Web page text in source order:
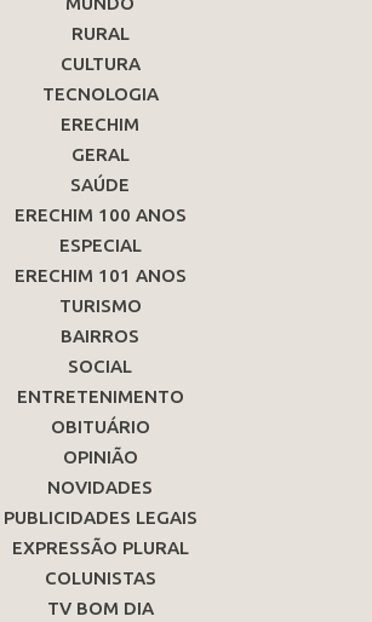
RURAL
CULTURA
TECNOLOGIA
ERECHIM
GERAL
SAÚDE
ERECHIM 100 ANOS
ESPECIAL
ERECHIM 101 ANOS
TURISMO
BAIRROS
SOCIAL
ENTRETENIMENTO
OBITUÁRIO
OPINIÃO
NOVIDADES
PUBLICIDADES LEGAIS
EXPRESSÃO PLURAL
COLUNISTAS
TV BOM DIA